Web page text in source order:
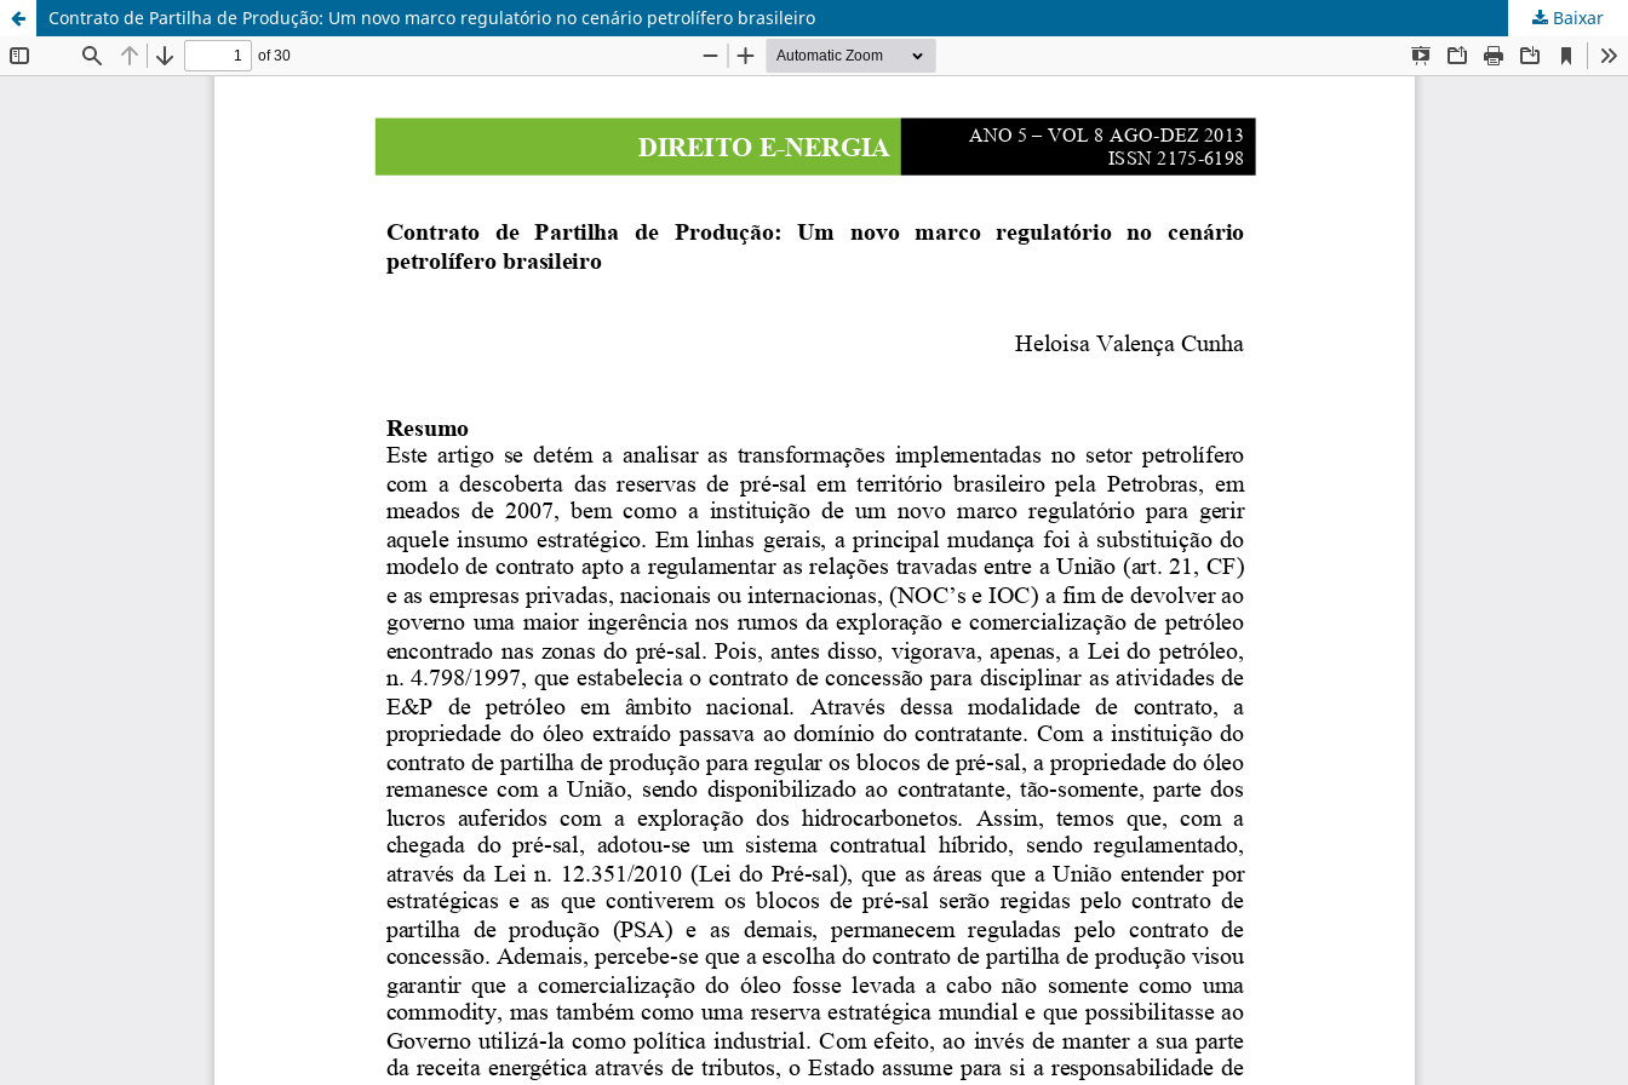
Contrato de Partilha de Produção: Um novo marco regulatório no cenário petrolífero brasileiro Baixar